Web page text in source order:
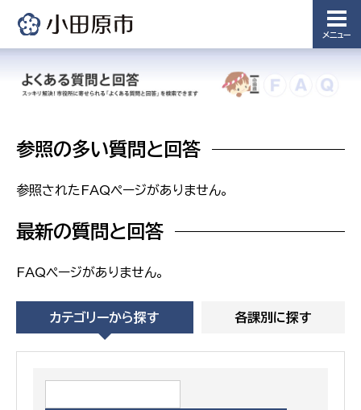
メニュー
浄水管理
農業委
員会事
農業委員
議会局
課
参照の多い質問と回答
参照されたFAQページがありません。
最新の質問と回答
FAQページがありません。
カテゴリーから探す 各課別に探す